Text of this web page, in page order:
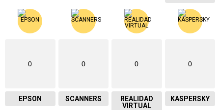
0
EPSON
0
SCANNERS
0
REALIDAD
VIRTUAL
0
KASPERSKY